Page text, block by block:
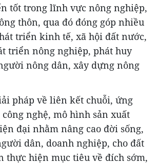
tốt trong lĩnh vực nông nghiệp,
thôn, qua đó đóng góp nhiều
triển kinh tế, xã hội đất nước,
triển nông nghiệp, phát huy
nông dân, xây dựng nông
pháp về liên kết chuỗi, ứng
nghệ, mô hình sản xuất
đại nhằm nâng cao đời sống,
dân, doanh nghiệp, cho đất
thực hiện mục tiêu về đích sớm,